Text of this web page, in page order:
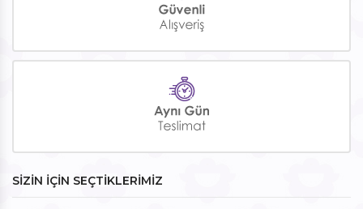
SİZİN İÇİN SEÇTİKLERİMİZ